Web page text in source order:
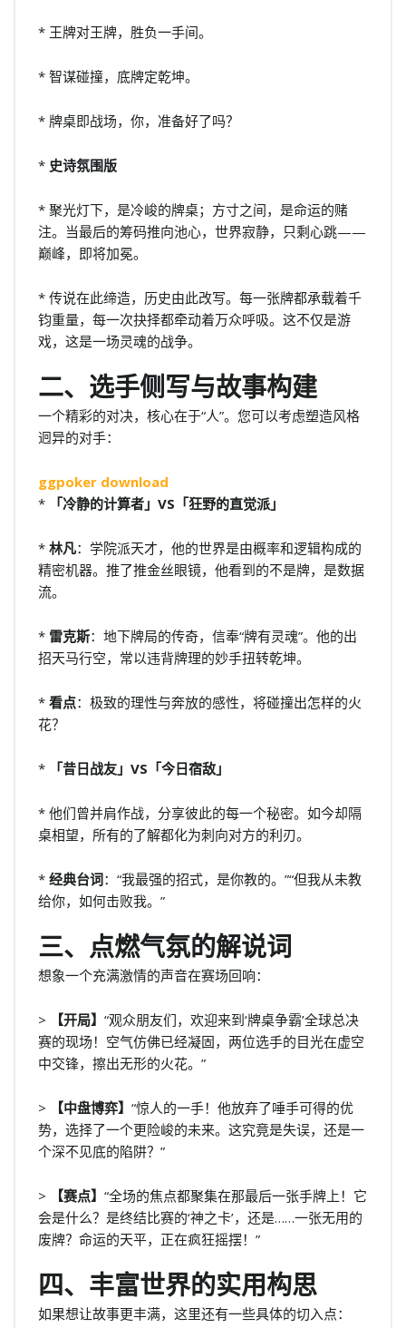
* 王牌对王牌，胜负一手间。
* 智谋碰撞，底牌定乾坤。
* 牌桌即战场，你，准备好了吗？
* 史诗氛围版
* 聚光灯下，是冷峻的牌桌；方寸之间，是命运的赌
注。当最后的筹码推向池心，世界寂静，只剩心跳——
巅峰，即将加冕。
* 传说在此缔造，历史由此改写。每一张牌都承载着千
钧重量，每一次抉择都牵动着万众呼吸。这不仅是游
戏，这是一场灵魂的战争。
二、选手侧写与故事构建
一个精彩的对决，核心在于“人”。您可以考虑塑造风格
迥异的对手：
ggpoker download
*
「冷静的计算者」VS「狂野的直觉派」
* 林凡：学院派天才，他的世界是由概率和逻辑构成的
精密机器。推了推金丝眼镜，他看到的不是牌，是数据
流。
* 雷克斯：地下牌局的传奇，信奉“牌有灵魂”。他的出
招天马行空，常以违背牌理的妙手扭转乾坤。
* 看点：极致的理性与奔放的感性，将碰撞出怎样的火
花？
* 「昔日战友」VS「今日宿敌」
* 他们曾并肩作战，分享彼此的每一个秘密。如今却隔
桌相望，所有的了解都化为刺向对方的利刃。
* 经典台词：“我最强的招式，是你教的。”“但我从未教
给你，如何击败我。”
三、点燃气氛的解说词
想象一个充满激情的声音在赛场回响：
> 【开局】 “观众朋友们，欢迎来到‘牌桌争霸’全球总决
赛的现场！空气仿佛已经凝固，两位选手的目光在虚空
中交锋，擦出无形的火花。”
> 【中盘博弈】 “惊人的一手！他放弃了唾手可得的优
势，选择了一个更险峻的未来。这究竟是失误，还是一
个深不见底的陷阱？”
> 【赛点】 “全场的焦点都聚集在那最后一张手牌上！它
会是什么？是终结比赛的‘神之卡’，还是……一张无用的
废牌？命运的天平，正在疯狂摇摆！”
四、丰富世界的实用构思
如果想让故事更丰满，这里还有一些具体的切入点：